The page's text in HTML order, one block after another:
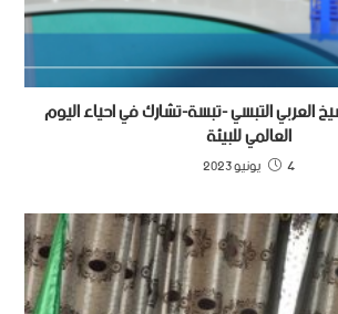
العربي التبسي -تبسة-تشارك في احياء اليوم
العالمي للبيئة
4 يونيو 2023